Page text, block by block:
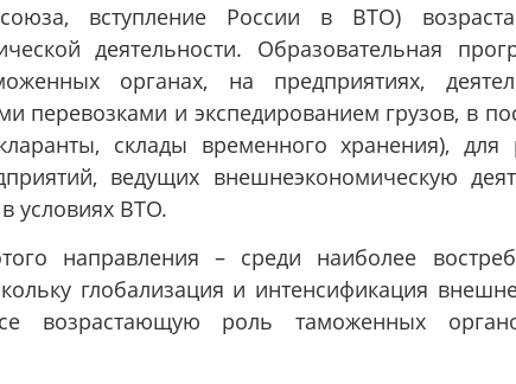
вступление России в ВТО)
деятельности. Образовательная
органах, на предприятиях,
перевозками и экспедированием грузов, в
склады временного хранения),
ведущих внешнеэкономическую
условиях ВТО.
направления – среди наиболее
глобализация и интенсификация
возрастающую роль таможенных